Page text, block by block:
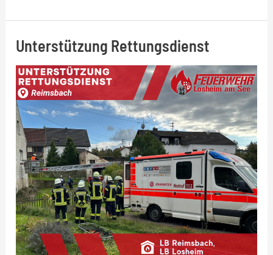
Unterstützung Rettungsdienst
Unterstützung
Rettungsdienst